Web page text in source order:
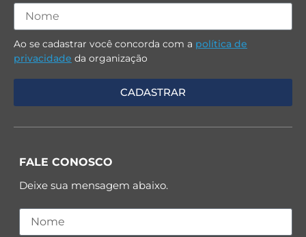
Ao se cadastrar você concorda com a política de
privacidade da organização
FALE CONOSCO
Deixe sua mensagem abaixo.